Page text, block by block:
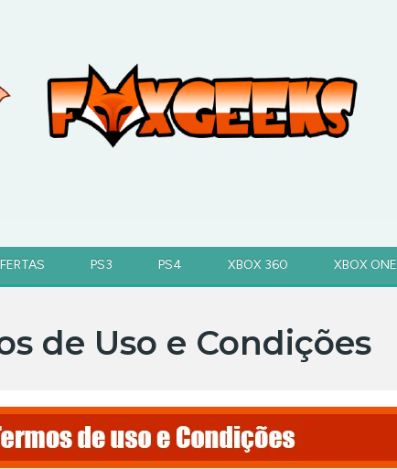
PS3 PS4 XBOX 360 XBOX ONE
de Uso e Condições